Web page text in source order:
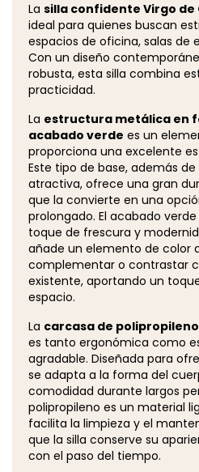
La silla confidente Virgo de
ideal para quienes buscan
espacios de oficina, salas de
Con un diseño
robusta, esta silla combina
practicidad.
La estructura metálica en
acabado verde es un
proporciona una excelente
Este tipo de base, además
atractiva, ofrece una gran
que la convierte en una
prolongado. El acabado
toque de frescura y
añade un elemento de color
complementar o contrastar
existente, aportando un
espacio.
La carcasa de
es tanto ergonómica como
agradable. Diseñada para
se adapta a la forma del
comodidad durante largos
polipropileno es un material
facilita la limpieza y el
que la silla conserve su
con el paso del tiempo.